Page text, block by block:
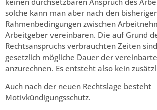
solche kann man aber nach den
Rahmenbedingungen zwischen
Arbeitgeber vereinbaren. Die auf Grund
Rechtsanspruchs verbrauchten Zeiten
gesetzlich mögliche Dauer der
anzurechnen. Es entsteht also kein
Auch nach der neuen Rechtslage besteht
Motivkündigungsschutz.